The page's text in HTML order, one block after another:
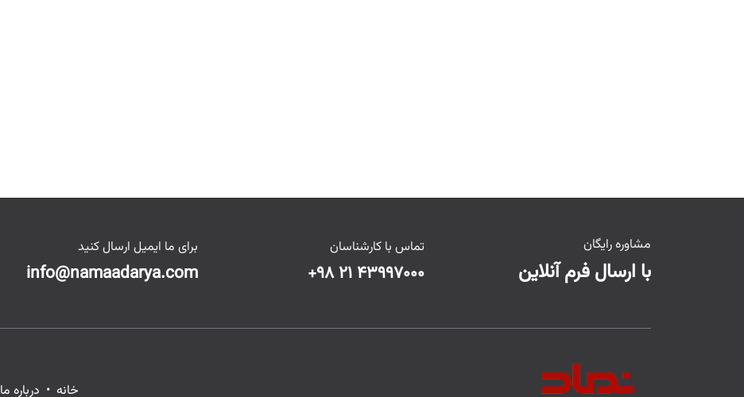
مشاوره رایگان
با ارسال فرم آنلاین
تماس با کارشناسان
+۹۸ ۲۱ ۴۳۹۹۷۰۰۰
برای ما ایمیل ارسال کنید
info@namaadarya.com
خانه • درباره ما